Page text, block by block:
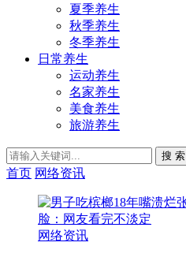
夏季养生
秋季养生
冬季养生
日常养生
运动养生
名家养生
美食养生
旅游养生
搜 索
首页 网络资讯
网络资讯